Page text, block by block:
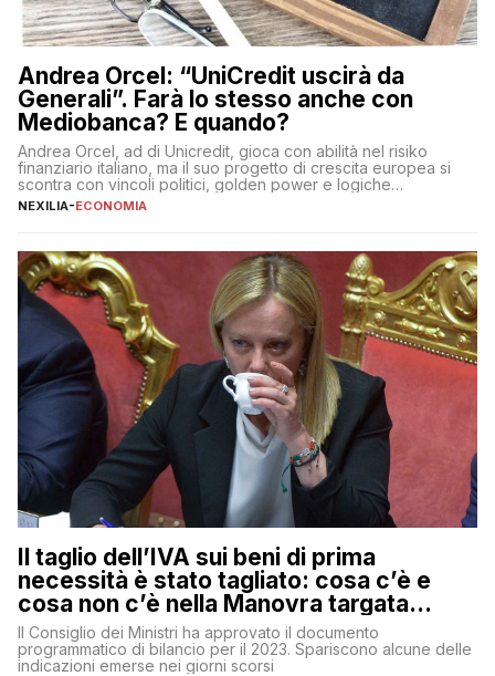
Andrea Orcel: “UniCredit uscirà da
Generali”. Farà lo stesso anche con
Mediobanca? E quando?
Andrea Orcel, ad di Unicredit, gioca con abilità nel risiko
finanziario italiano, ma il suo progetto di crescita europea si
scontra con vincoli politici, golden power e logiche
protezionistiche. Orcel e la mossa su Generali Andrea Orcel,
NEXILIA-ECONOMIA
Il taglio dell’IVA sui beni di prima
necessità è stato tagliato: cosa c’è e
cosa non c’è nella Manovra targata
Meloni
Il Consiglio dei Ministri ha approvato il documento
programmatico di bilancio per il 2023. Spariscono alcune delle
indicazioni emerse nei giorni scorsi